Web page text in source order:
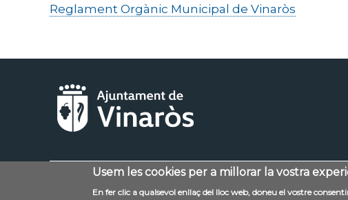
Reglament Orgànic Municipal de Vinaròs
Contacte
Usem les cookies per a millorar la vostra
En fer clic a qualsevol enllaç del lloc web, doneu el vostre